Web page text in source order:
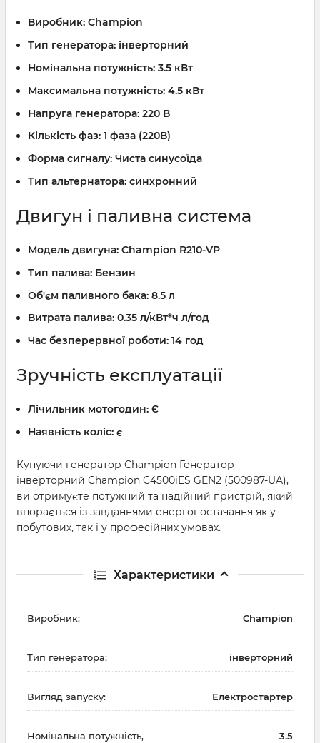
Виробник: Champion
Тип генератора: інверторний
Номінальна потужність: 3.5 кВт
Максимальна потужність: 4.5 кВт
Напруга генератора: 220 В
Кількість фаз: 1 фаза (220В)
Форма сигналу: Чиста синусоїда
Тип альтернатора: синхронний
Двигун і паливна система
Модель двигуна: Champion R210-VP
Тип палива: Бензин
Об'єм паливного бака: 8.5 л
Витрата палива: 0.35 л/кВт*ч л/год
Час безперервної роботи: 14 год
Зручність експлуатації
Лічильник мотогодин: Є
Наявність коліс: є
Купуючи генератор Champion Генератор
інверторний Champion C4500iES GEN2 (500987-UA),
ви отримуєте потужний та надійний пристрій, який
впорається із завданнями енергопостачання як у
побутових, так і у професійних умовах.
Характеристики
Виробник: Champion
Тип генератора: інверторний
Вигляд запуску: Електростартер
Номінальна потужність,
3.5